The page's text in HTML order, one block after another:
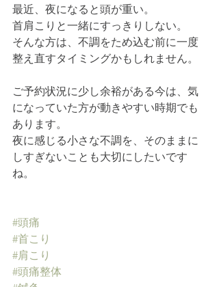
最近、夜になると頭が重い。
首肩こりと一緒にすっきりしない。
そんな方は、不調をため込む前に一度
整え直すタイミングかもしれません。
ご予約状況に少し余裕がある今は、気
になっていた方が動きやすい時期でも
あります。
夜に感じる小さな不調を、そのままに
しすぎないことも大切にしたいです
ね。
#頭痛
#首こり
#肩こり
#頭痛整体